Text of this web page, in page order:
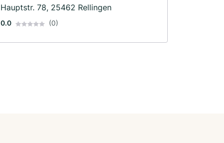
Hauptstr. 78, 25462 Rellingen
0.0 (0)